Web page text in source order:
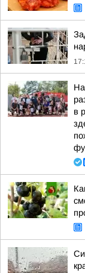
в